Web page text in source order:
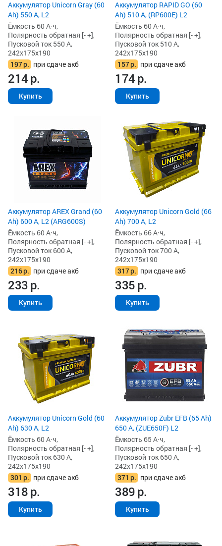
Аккумулятор Unicorn Gray (60
Ah) 550 А, L2
Ёмкость 60 А·ч,
Полярность обратная [- +],
Пусковой ток 550 А,
242x175x190
197р. при сдаче акб
214р.
Купить
Аккумулятор RAPID GO (60
Ah) 510 А, (RP600E) L2
Ёмкость 60 А·ч,
Полярность обратная [- +],
Пусковой ток 510 А,
242x175x190
157р. при сдаче акб
174р.
Купить
Аккумулятор AREX Grand (60
Ah) 600 А, L2 (ARG600S)
Ёмкость 60 А·ч,
Полярность обратная [- +],
Пусковой ток 600 А,
242x175x190
216р. при сдаче акб
233р.
Купить
Аккумулятор Unicorn Gold (66
Ah) 700 А, L2
Ёмкость 66 А·ч,
Полярность обратная [- +],
Пусковой ток 700 А,
242x175x190
317р. при сдаче акб
335р.
Купить
Аккумулятор Unicorn Gold (60
Ah) 630 А, L2
Ёмкость 60 А·ч,
Полярность обратная [- +],
Пусковой ток 630 А,
242x175x190
301 р. при сдаче акб
318р.
Купить
Аккумулятор Zubr EFB (65 Ah)
650 А, (ZUE650F) L2
Ёмкость 65 А·ч,
Полярность обратная [- +],
Пусковой ток 650 А,
242x175x190
371 р. при сдаче акб
389р.
Купить